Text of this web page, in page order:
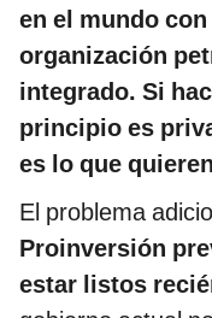
en el mundo
organización
integrado. Si
principio es
es lo que
El problema
Proinversión
estar listos